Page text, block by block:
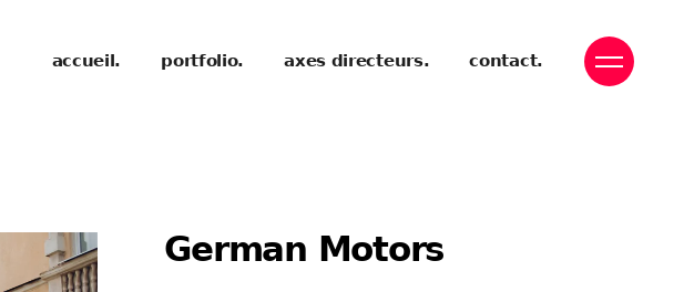
accueil. portfolio. axes directeurs. contact.
German Motors